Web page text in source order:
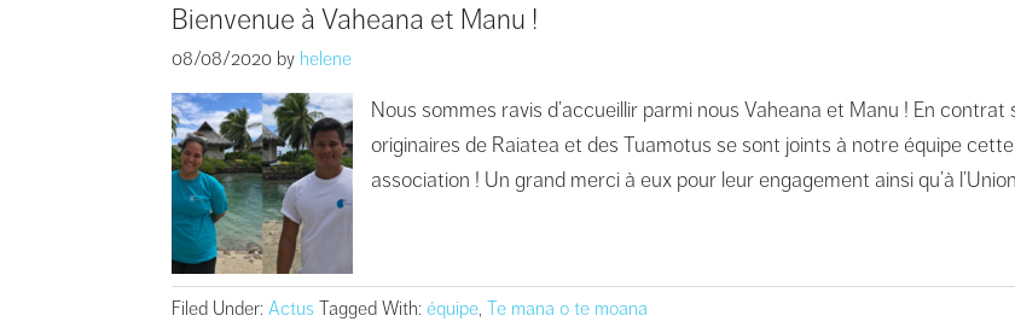
Bienvenue à Vaheana et Manu !
08/08/2020 by helene
Nous sommes ravis d’accueillir parmi nous Vaheana et Manu ! En
originaires de Raiatea et des Tuamotus se sont joints à notre équipe
association ! Un grand merci à eux pour leur engagement ainsi qu’à
Filed Under: Actus Tagged With: équipe, Te mana o te moana